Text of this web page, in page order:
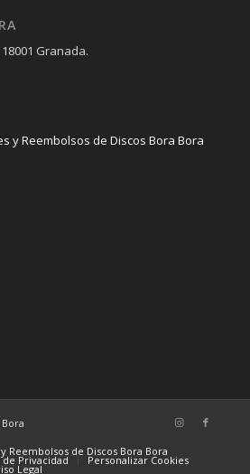
Granada.
y Reembolsos de Discos Bora Bora
Reembolsos de Discos Bora Bora
de Privacidad Personalizar Cookies
Legal